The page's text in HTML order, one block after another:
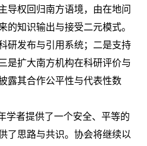
导权回归南方语境，由在地问
知识输出与接受二元模式。
研发布与引用系统；二是支持
是扩大南方机构在科研评价与
露其合作公平性与代表性数
学者提供了一个安全、平等的
了思路与共识。协会将继续以